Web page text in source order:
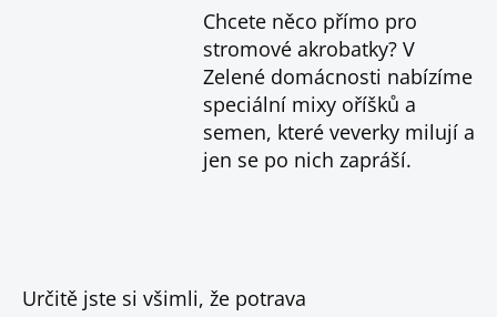
Chcete něco přímo pro
stromové akrobatky? V
Zelené domácnosti nabízíme
speciální mixy oříšků a
semen, které veverky milují a
jen se po nich zapráší.
Určitě jste si všimli, že potrava